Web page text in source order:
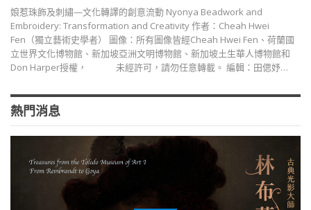
娘惹珠飾及刺繡—文化轉譯的創意流動 Nyonya Beadwork and
Embroidery: Transformation and Creativity 作者：Cheah Hwei
Fen（獨立藝術史學者） 圖像：所有圖像皆經Cheah Hwei Fen、荷蘭國
立世界文化博物館、新加坡亞洲文明博物館、新加坡土生華人博物館和
Don Harper授權， 未經許可，請勿任意轉載。 編輯：田偲妤…
熱門消息